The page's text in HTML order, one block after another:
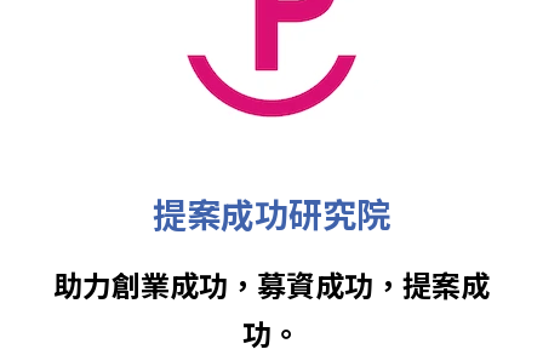
提案成功研究院
助力創業成功，募資成功，提案成
功。